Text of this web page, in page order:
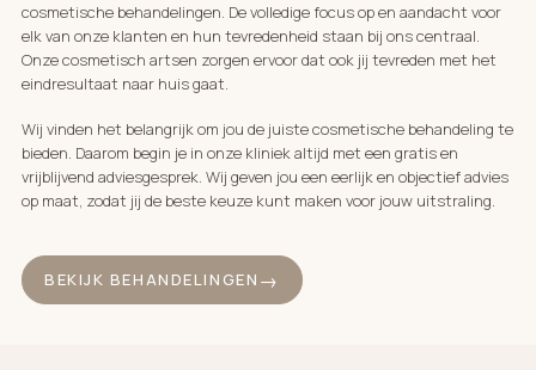
cosmetische behandelingen. De volledige focus op en aandacht voor
elk van onze klanten en hun tevredenheid staan bij ons centraal.
Onze cosmetisch artsen zorgen ervoor dat ook jij tevreden met het
eindresultaat naar huis gaat.
Wij vinden het belangrijk om jou de juiste cosmetische behandeling te
bieden. Daarom begin je in onze kliniek altijd met een gratis en
vrijblijvend adviesgesprek. Wij geven jou een eerlijk en objectief advies
op maat, zodat jij de beste keuze kunt maken voor jouw uitstraling.
BEKIJK BEHANDELINGEN
Behandelingen